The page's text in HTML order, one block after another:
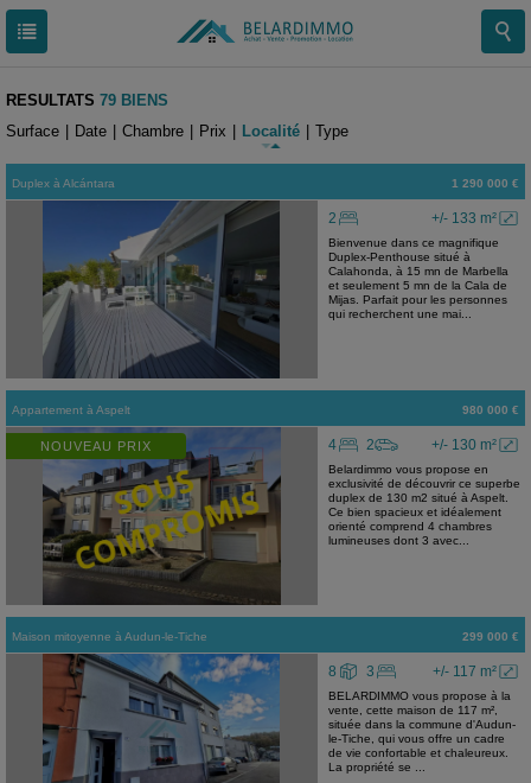
RESULTATS 79 BIENS
Surface
Date Chambre Prix Localité Type
Duplex à Alcántara 1 290 000 €
+/- 133 m²
2
Bienvenue dans ce magnifique
Duplex-Penthouse situé à
Calahonda, à 15 mn de Marbella
et seulement 5 mn de la Cala de
Mijas. Parfait pour les personnes
qui recherchent une mai...
Appartement à Aspelt 980 000 €
NOUVEAU PRIX +/- 130 m²
4 2
Belardimmo vous propose en
exclusivité de découvrir ce superbe
duplex de 130 m2 situé à Aspelt.
Ce bien spacieux et idéalement
orienté comprend 4 chambres
lumineuses dont 3 avec...
Maison mitoyenne à Audun-le-Tiche 299 000 €
+/- 117 m²
8 3
BELARDIMMO vous propose à la
vente, cette maison de 117 m²,
située dans la commune d'Audun-
le-Tiche, qui vous offre un cadre
de vie confortable et chaleureux.
La propriété se ...